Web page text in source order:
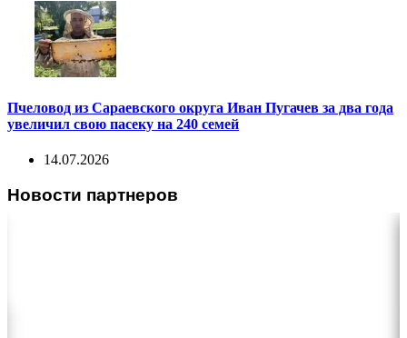
Пчеловод из Сараевского округа Иван Пугачев за два года
увеличил свою пасеку на 240 семей
14.07.2026
Новости партнеров